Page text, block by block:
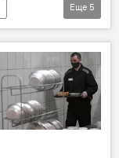
Еще 5